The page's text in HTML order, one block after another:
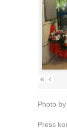
« ‹
Photo
Press